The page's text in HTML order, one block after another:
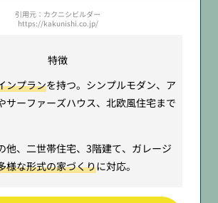
引用元：カクニシビルダー
https://kakunishi.co.jp/
特徴
ンプランを持つ。シンプルモダン、ア
サーファーズハウス、北欧風住宅まで
他、二世帯住宅、3階建て、ガレージ
様な形式の家づくりに対応。